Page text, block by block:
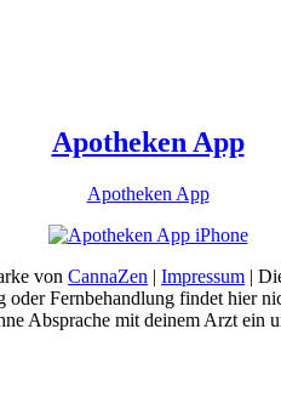
Apotheken App
Apotheken App
von CannaZen | Impressum |
Fernbehandlung findet hier
Absprache mit deinem Arzt ein